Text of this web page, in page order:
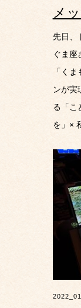
メ
先日、
ぐま座
「く
ンが実
る「こ
を」×